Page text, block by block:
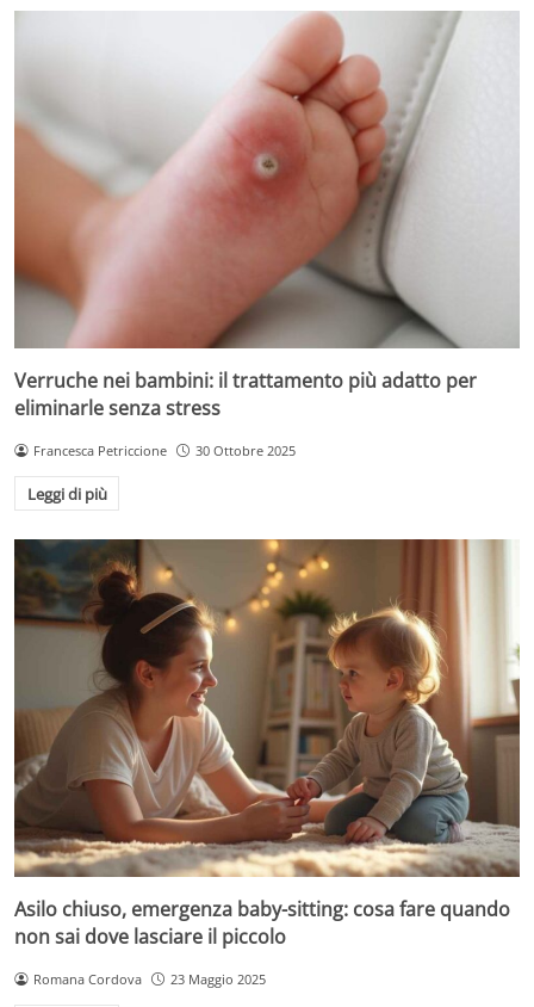
Verruche nei bambini: il trattamento più adatto per
eliminarle senza stress
Francesca Petriccione 30 Ottobre 2025
Leggi di più
Asilo chiuso, emergenza baby-sitting: cosa fare quando
non sai dove lasciare il piccolo
Romana Cordova 23 Maggio 2025